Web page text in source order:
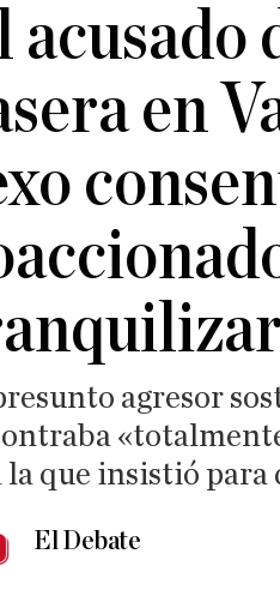
acusado
en
agresor
la que insistió
El Debate